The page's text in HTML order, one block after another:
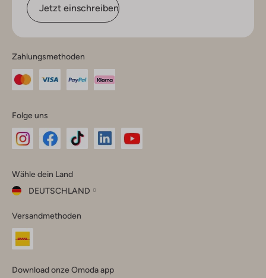
Jetzt einschreiben
Zahlungsmethoden
Folge uns
Instagram
Facebook
TikTok
Wähle dein Land
DEUTSCHLAND
dein
Land
Versandmethoden
Download onze Omoda app